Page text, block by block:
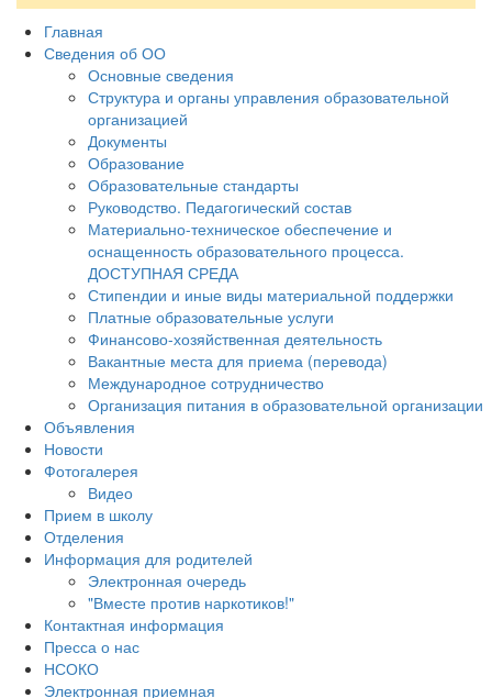
Главная
Сведения об ОО
Основные сведения
Структура и органы управления образовательной
организацией
Документы
Образование
Образовательные стандарты
Руководство. Педагогический состав
Материально-техническое обеспечение и
оснащенность образовательного процесса.
ДОСТУПНАЯ СРЕДА
Стипендии и иные виды материальной поддержки
Платные образовательные услуги
Финансово-хозяйственная деятельность
Вакантные места для приема (перевода)
Международное сотрудничество
Организация питания в образовательной организации
Объявления
Новости
Фотогалерея
Видео
Прием в школу
Отделения
Информация для родителей
Электронная очередь
"Вместе против наркотиков!"
Контактная информация
Пресса о нас
НСОКО
Электронная приемная